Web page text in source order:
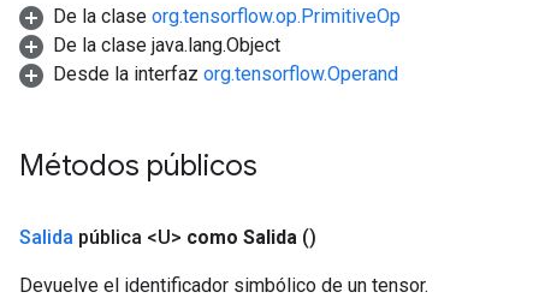
De la clase org.tensorflow.op.PrimitiveOp
De la clase java.lang.Object
Desde la interfaz org.tensorflow.Operand
Métodos públicos
Salida pública <U> como Salida ()
Devuelve el identificador simbólico de un tensor.